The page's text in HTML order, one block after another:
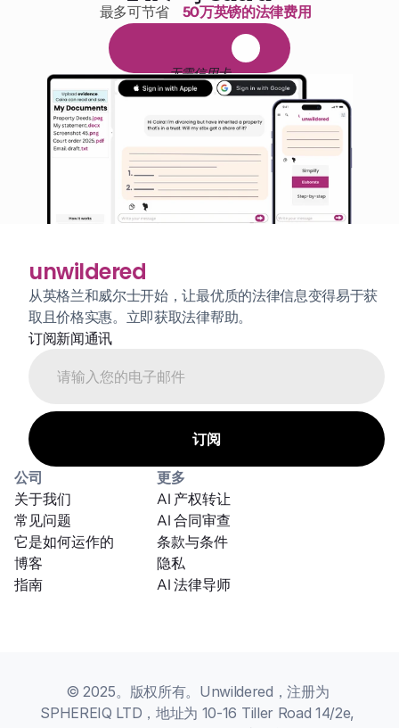
1,000小时的阅读
最多可节省 50万英镑的法律费用
无需信用卡
unwildered
从英格兰和威尔士开始，让最优质的法律信息变得易于获
取且价格实惠。立即获取法律帮助。
订阅新闻通讯
公司
关于我们
常见问题
它是如何运作的
博客
指南
更多
条款与条件
AI 合同审查
AI 法律导师
隐私
AI 产权转让
© 2025。版权所有。Unwildered，注册为
SPHEREIQ LTD，地址为 10-16 Tiller Road 14/2e,